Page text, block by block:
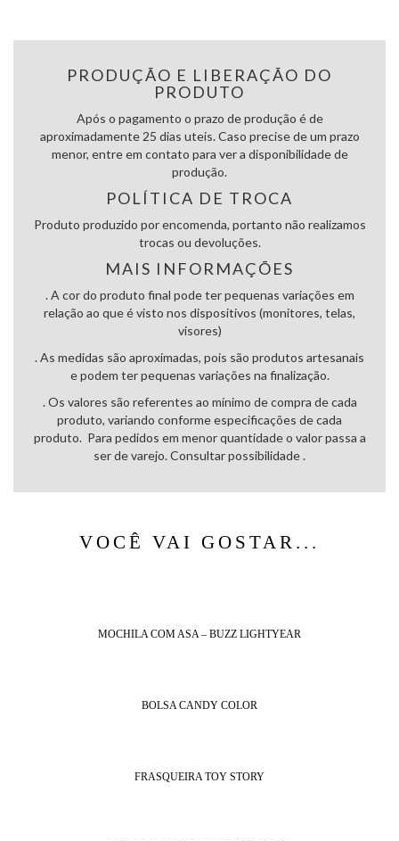
PRODUÇÃO E LIBERAÇÃO DO
PRODUTO
Após o pagamento o prazo de produção é de
aproximadamente 25 dias uteis. Caso precise de um prazo
menor, entre em contato para ver a disponibilidade de
produção.
POLÍTICA DE TROCA
Produto produzido por encomenda, portanto não realizamos
trocas ou devoluções.
MAIS INFORMAÇÕES
. A cor do produto final pode ter pequenas variações em
relação ao que é visto nos dispositivos (monitores, telas,
visores)
. As medidas são aproximadas, pois são produtos artesanais
e podem ter pequenas variações na finalização.
. Os valores são referentes ao mínimo de compra de cada
produto, variando conforme especificações de cada
produto. Para pedidos em menor quantidade o valor passa a
ser de varejo. Consultar possibilidade .
VOCÊ VAI GOSTAR...
MOCHILA COM ASA – BUZZ LIGHTYEAR
BOLSA CANDY COLOR
FRASQUEIRA TOY STORY